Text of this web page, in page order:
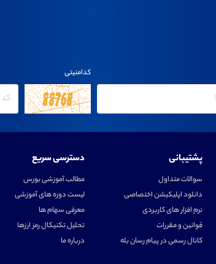
کدامنیتی
پشتیبانی
سوالات متداول
دانلود اپلیکیشن اختصاصی
نرم افزار های کاربردی
قوانین و مقررات
کانال رسمی در پیام رسان بله
دسترسی سریع
مطالب آموزشی بورس
لیست دوره های آموزشی
معرفی سهام ها
تحلیل تکنیکال رمز ارزها
درباره ما